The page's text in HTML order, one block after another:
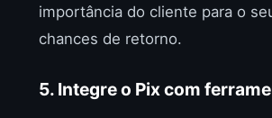
importância do cliente para o
chances de retorno.
5. Integre o Pix com